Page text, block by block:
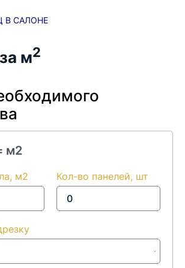
В САЛОНЕ
м2
м2
м2 Кол-во панелей, шт